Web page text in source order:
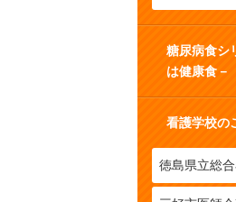
糖尿病食シ
は健康食－
看護学校の
徳島県立総